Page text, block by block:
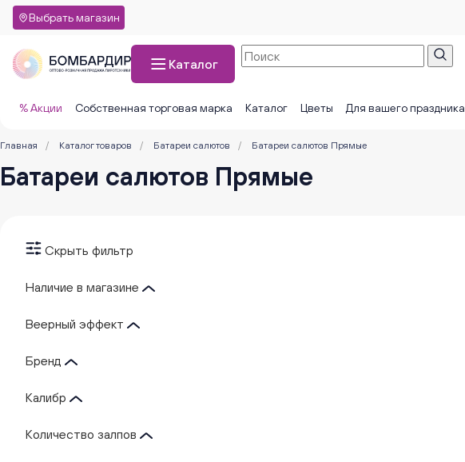
Выбрать магазин
Каталог
% Акции Собственная торговая марка Каталог Цветы Для вашего праздника
Главная / Каталог товаров / Батареи салютов / Батареи салютов Прямые
Батареи салютов Прямые
Скрыть фильтр
Наличие в магазине
Веерный эффект
Бренд
Калибр
Количество залпов